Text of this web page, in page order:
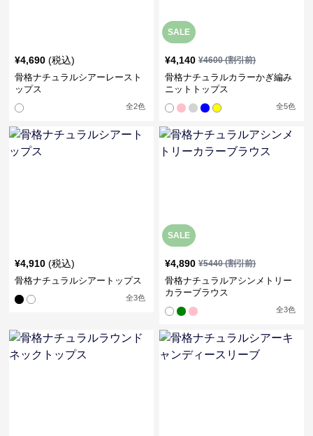
¥4,690 (税込)
骨格ナチュラルシアーレースト
ップス
全2色
SALE
¥4,140 ¥4600(割引前)
骨格ナチュラルカラーかぎ編み
ニットトップス
全5色
¥4,910 (税込)
骨格ナチュラルシアートップス
全3色
SALE
¥4,890 ¥5440(割引前)
骨格ナチュラルアシンメトリー
カラーブラウス
全3色